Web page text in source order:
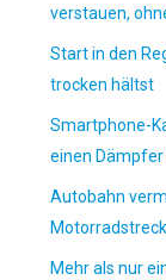
verstauen,
Start in den
trocken hältst
Smartphone-
einen
Autobahn
Mehr als nur